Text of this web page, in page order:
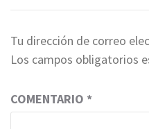
Tu dirección de correo
Los campos obligatorios
COMENTARIO *